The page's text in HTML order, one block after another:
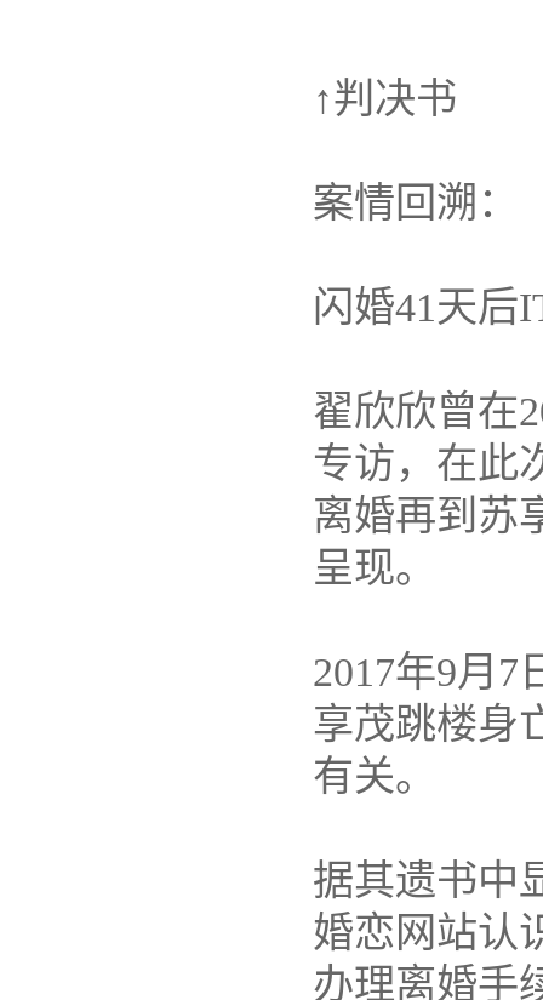
↑判决书
案情回溯：
闪婚41天后
翟欣欣曾在
专访，在此
离婚再到苏
呈现。
2017年9月7
享茂跳楼身
有关。
据其遗书中
婚恋网站认
办理离婚手